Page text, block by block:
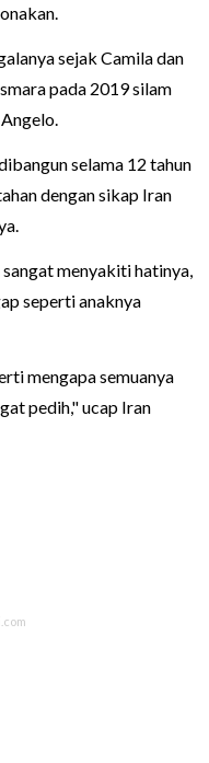
sejak Camila dan
pada 2019 silam
selama 12 tahun
dengan sikap Iran
menyakiti hatinya,
seperti anaknya
mengapa semuanya
pedih," ucap Iran